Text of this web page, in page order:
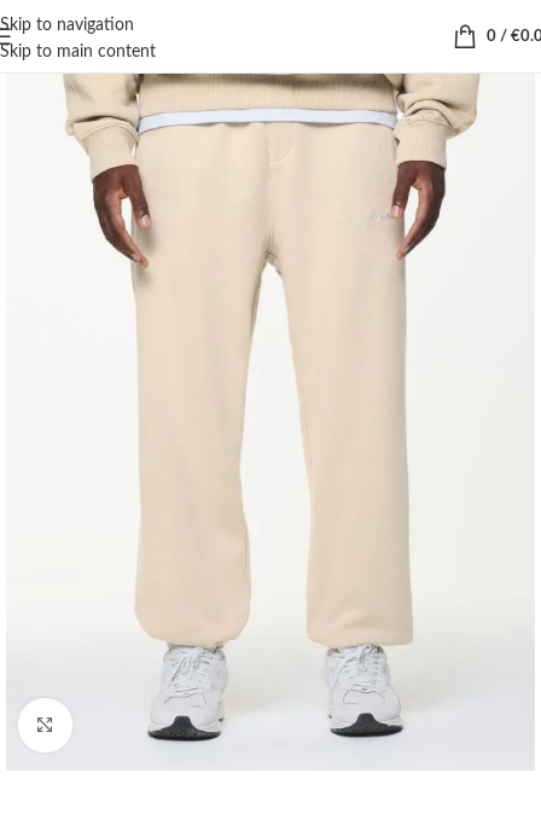
Skip to navigation
Skip to main content
0 / €
Click to enlarge